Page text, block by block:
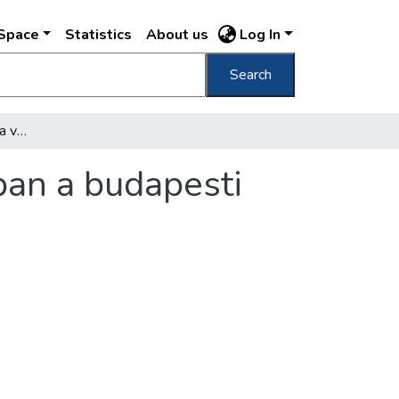
Statistics About us Log In
Search
Négyszázezer látogatója volt a múlt hónapban a budapesti fürdőknek
a budapesti